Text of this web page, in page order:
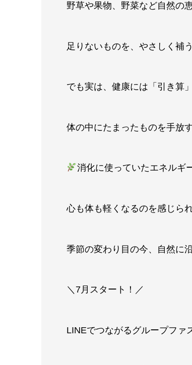
野草や果物、野菜など自然の
足りないものを、やさしく補
でも実は、健康には「引き算
体の中にたまったものを手放
消化に使っていたエネルギ
心も体も軽くなるのを感じられ
季節の変わり目の今、自然に
＼7月スタート！／
LINEでつながるグループファ